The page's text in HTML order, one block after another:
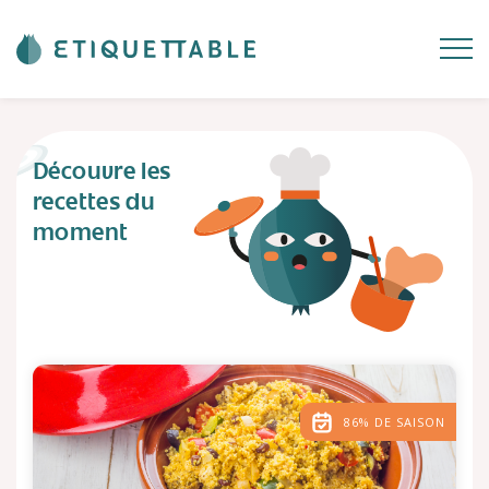
Découvre les
recettes du
moment
86% DE SAISON